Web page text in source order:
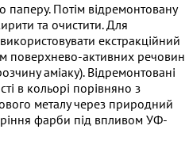
паперу. Потім відремонтовану
та очистити. Для
екстракційний
поверхнево-активних речовин
аміаку). Відремонтовані
в кольорі порівняно з
металу через природний
фарби під впливом УФ-